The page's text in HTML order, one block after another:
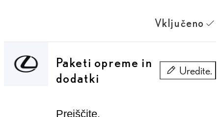
Vključeno
Paketi opreme in
dodatki
Uredite.
Paketi
Preiščite.